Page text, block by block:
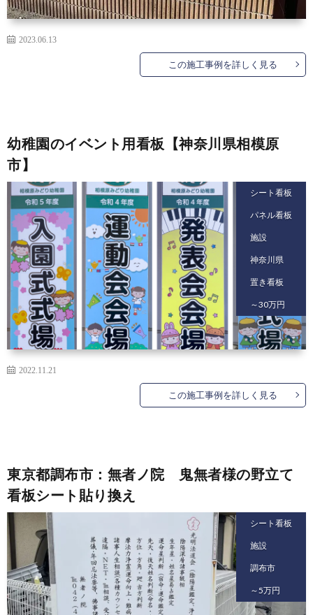
2023.06.13
この施工事例を詳しく見る
幼稚園のイベント用看板【神奈川県相模原
市】
シート看板
パネル看板
施設
神奈川県
置き看板
～30万円
2022.11.21
この施工事例を詳しく見る
東京都調布市：無者ノ院 鬼無者様の野立て
看板シート貼り換え
シート看板
施設
調布市
～5万円